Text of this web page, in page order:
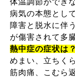
病気の本態とし
障害と脱水に伴
が傷害されて多
熱中症の症状は？
めまい、立ちく
筋肉痛、こむら